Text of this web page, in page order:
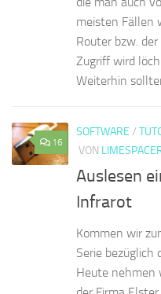
meisten Fällen
Router bzw.
Zugriff wird
Weiterhin
16
SOFTWARE /
VON
Auslesen
Infrarot
Kommen wir
Serie bezüglich
Heute nehmen